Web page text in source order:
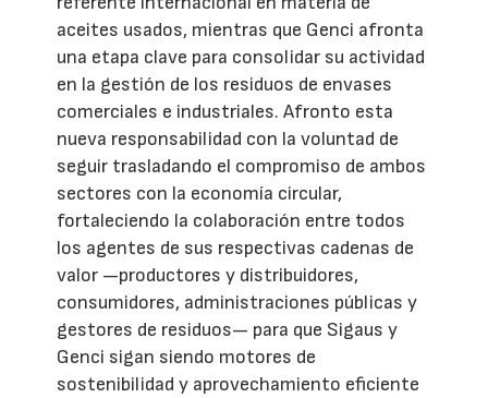
aceites usados, mientras que Genci afronta
una etapa clave para consolidar su actividad
en la gestión de los residuos de envases
comerciales e industriales. Afronto esta
nueva responsabilidad con la voluntad de
seguir trasladando el compromiso de ambos
sectores con la economía circular,
fortaleciendo la colaboración entre todos
los agentes de sus respectivas cadenas de
valor —productores y distribuidores,
consumidores, administraciones públicas y
gestores de residuos— para que Sigaus y
Genci sigan siendo motores de
sostenibilidad y aprovechamiento eficiente